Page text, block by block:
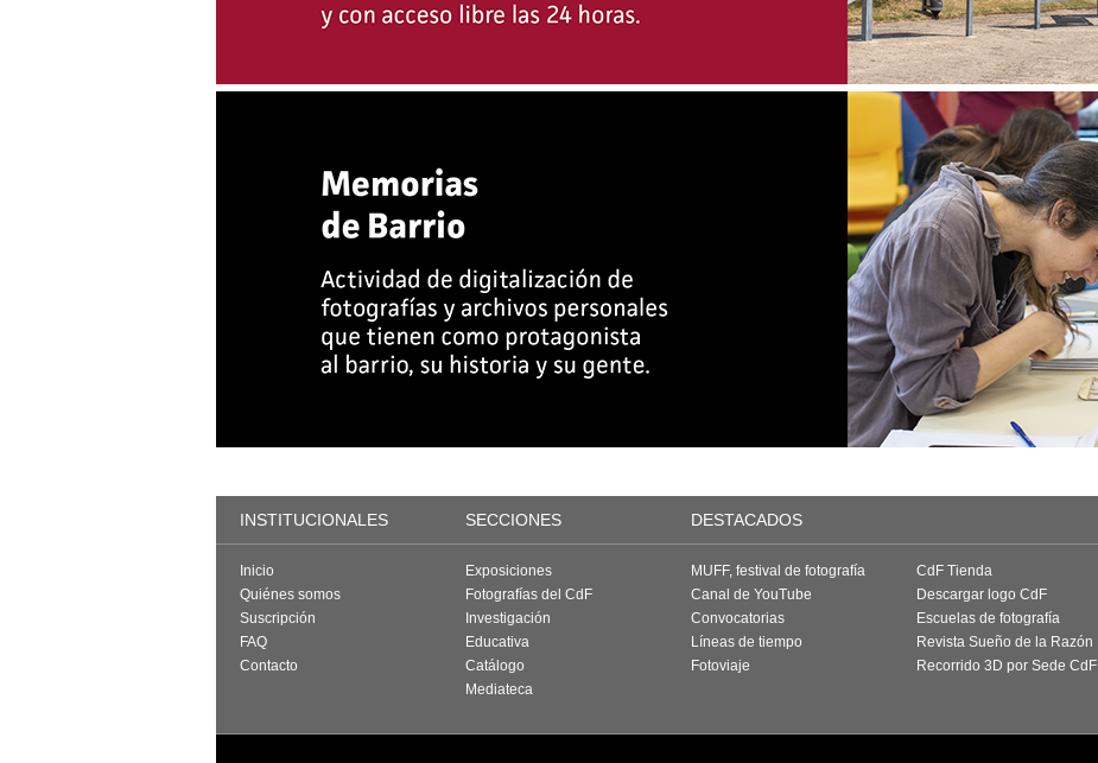
INSTITUCIONALES SECCIONES DESTACADOS
Inicio
Quiénes somos
Suscripción
FAQ
Contacto
Exposiciones
Fotografías del CdF
Investigación
Educativa
Catálogo
Mediateca
MUFF, festival de fotografía
Canal de YouTube
Convocatorias
Líneas de tiempo
Fotoviaje
CdF Tienda
Descargar logo CdF
Escuelas de fotografía
Revista Sueño de la Razón
Recorrido 3D por Sede CdF